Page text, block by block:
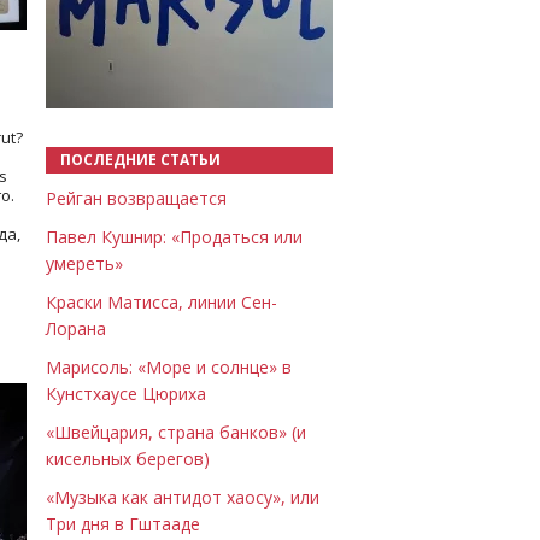
ПОСЛЕДНИЕ СТАТЬИ
Рейган возвращается
Павел Кушнир: «Продаться или
умереть»
Краски Матисса, линии Сен-
Лорана
Марисоль: «Море и солнце» в
Кунстхаусе Цюриха
«Швейцария, страна банков» (и
кисельных берегов)
«Музыка как антидот хаосу», или
Три дня в Гштааде